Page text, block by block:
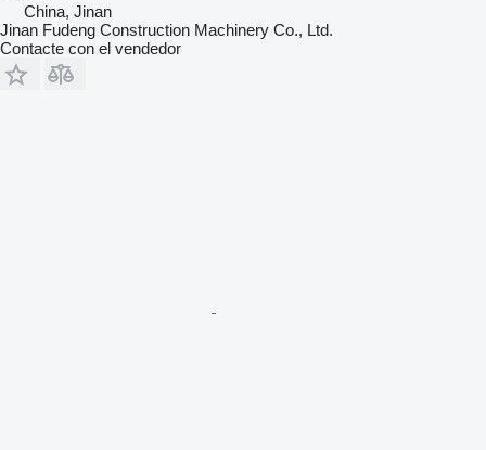
China, Jinan
Jinan Fudeng Construction Machinery Co., Ltd.
Contacte con el vendedor